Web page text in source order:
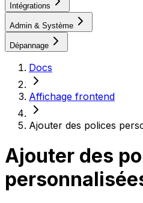
Intégrations
Admin & Système
Dépannage
Docs
Affichage frontend
Ajouter des polices
Ajouter des